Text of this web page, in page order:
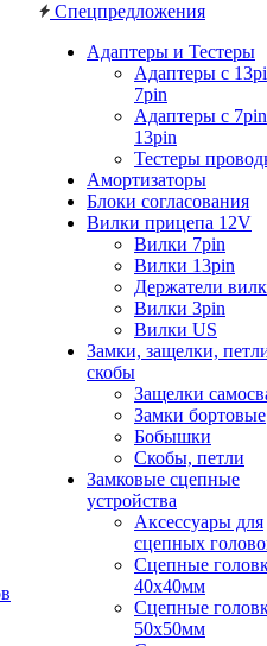
Спецпредложения
Адаптеры и Тестеры
Адаптеры с
7pin
Адаптеры с
13pin
Тестеры
Амортизаторы
Блоки согласования
Вилки прицепа 12V
Вилки 7pin
Вилки 13pin
Держатели
Вилки 3pin
Вилки US
Замки, защелки,
скобы
Защелки
Замки бортовые
Бобышки
Скобы, петли
Замковые сцепные
устройства
Аксессуары для
сцепных
Сцепные
40x40мм
Сцепные
50x50мм